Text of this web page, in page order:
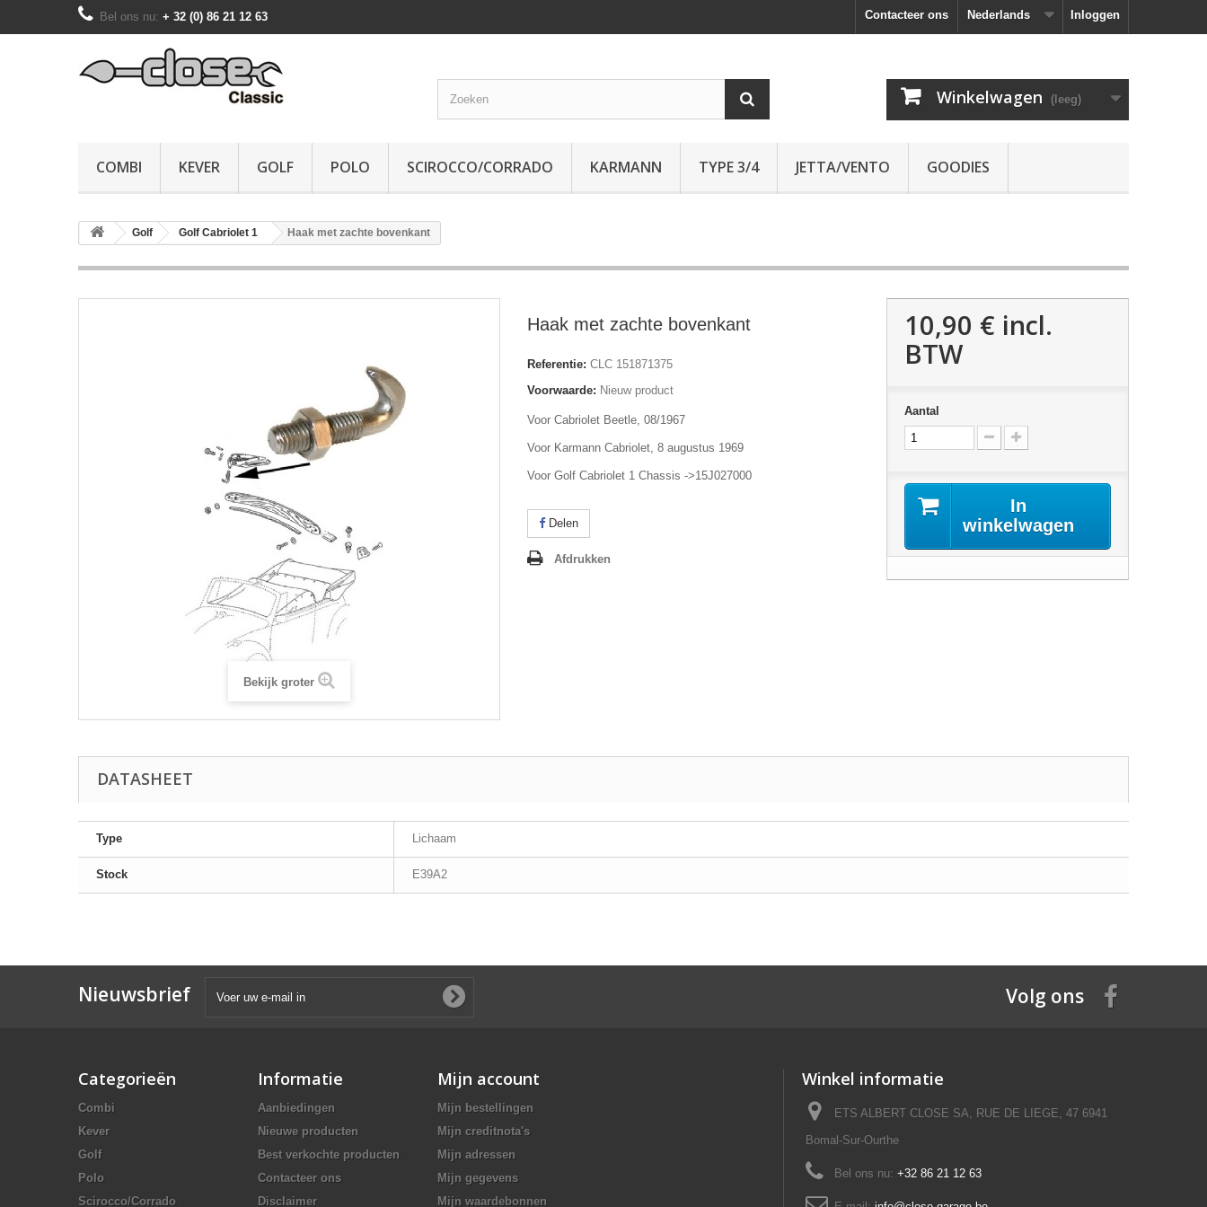
Inloggen
Nederlands
Contacteer ons
Bel ons nu: + 32 (0) 86 21 12 63
Winkelwagen (leeg)
COMBI KEVER GOLF POLO SCIROCCO/CORRADO KARMANN TYPE 3/4 JETTA/VENTO GOODIES
Golf Golf Cabriolet 1 Haak met zachte bovenkant
Bekijk groter
Haak met zachte bovenkant
Referentie: CLC 151871375
Voorwaarde: Nieuw product
Voor Cabriolet Beetle, 08/1967
Voor Karmann Cabriolet, 8 augustus 1969
Voor Golf Cabriolet 1 Chassis ->15J027000
Delen
Afdrukken
10,90 € incl.
BTW
Aantal
In
winkelwagen
DATASHEET
Type Lichaam
Stock E39A2
Nieuwsbrief Volg ons
Categorieën
Combi
Kever
Golf
Polo
Scirocco/Corrado
Informatie
Aanbiedingen
Nieuwe producten
Best verkochte producten
Contacteer ons
Disclaimer
Mijn account
Mijn bestellingen
Mijn creditnota's
Mijn adressen
Mijn gegevens
Mijn waardebonnen
Winkel informatie
ETS ALBERT CLOSE SA, RUE DE LIEGE, 47 6941
Bomal-Sur-Ourthe
Bel ons nu: +32 86 21 12 63